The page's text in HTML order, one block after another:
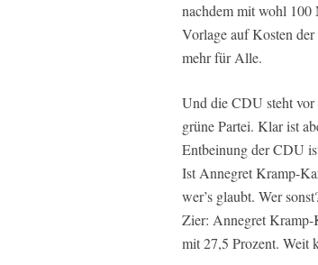
nachdem mit wohl 100
Vorlage auf Kosten
mehr für Alle.
Und die CDU steht vor
grüne Partei. Klar ist
Entbeinung der CDU
Ist Annegret Kramp-
wer’s glaubt. Wer
Zier: Annegret Kramp-
mit 27,5 Prozent. Weit